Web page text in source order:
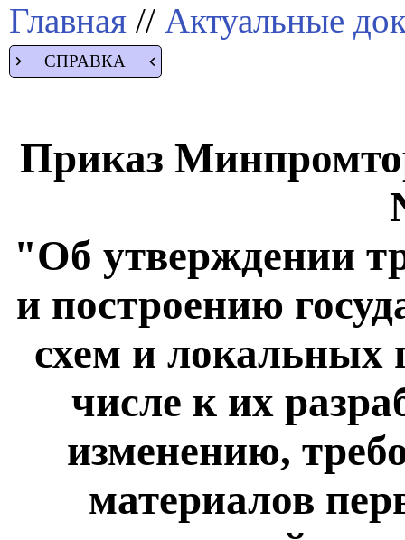
Главная // Актуальные
СПРАВКА
Приказ
"Об утверждении
и построению
схем и локальных
числе к их
изменению,
материалов